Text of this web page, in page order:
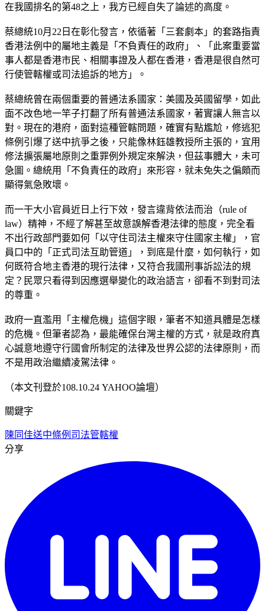
在我國排名的第48之上，我方已經自失了論述的高度。
蔡總統10月22日在彰化發言，依循著「三套劇本」的套路指責
香港法例中的屬地主義是「不負責任的政府」、「此案重要當
事人都是香港市民、相關事證及人都在香港，香港是很自然可
行使管轄權或司法追訴的地方」。
蔡總統曾在兩個重要的普通法系國家：美國及英國留學，如此
面不改色地一竿子打翻了所有普通法系國家，著實讓人無言以
對。現在的港府，面對這種管轄問題，確實有點尷尬，修逃犯
條例引爆了送中抗爭之後，只能像林鈺雄教授所主張的，宜用
修法擴張屬地原則之重罪例外規定來解決，但茲事體大，未可
急圖。總統用「不負責任的政府」來形容，就未免失之偏頗而
顯得氣急敗壞。
而一干大小官員近日上行下效，發言違背依法而治（rule of
law）精神，不經了解甚至故意誤解香港法律的態度，完全看
不出行政部門要如何「以守住司法主權來守住國家主權」，官
員口中的「正式司法互助管道」，到底是什麼，如何執行，如
何既符合地主香港的現行法律，又符合我國刑事訴訟法的規
定？民眾只看得到因應選舉變化的政治語言，卻看不到對司法
的尊重。
政府一直濫用「主權危機」這個字眼，筆者不知道具體是怎樣
的危機。但筆者認為，最能確保台灣主權的方式，就是政府真
心誠意地遵守行國會所制定的法律及世界公認的法律原則，而
不是用政治繼續凌駕法律。
（本文刊登於108.10.24 YAHOO論壇）
關鍵字
陳同佳送中條例 司法管轄權
分享